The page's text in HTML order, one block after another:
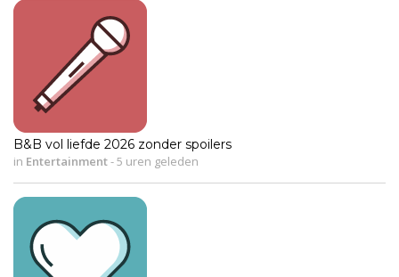
B&B vol liefde 2026 zonder spoilers
in Entertainment-5 uren geleden